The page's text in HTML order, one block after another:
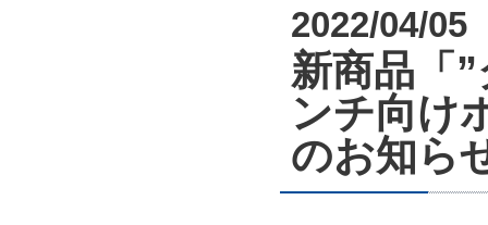
2022/04/05
新商品「
ンチ向け
のお知ら